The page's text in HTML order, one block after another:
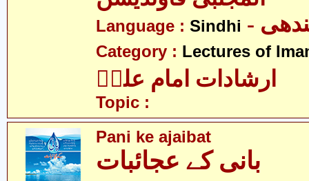
Language : Sindhi
Category : Lectures of
ارشادات امام علیؑ
Topic :
Pani ke ajaibat
بانی کے عجائبات